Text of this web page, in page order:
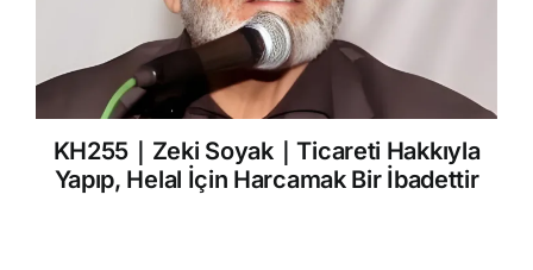
KH255｜Zeki Soyak｜Ticareti Hakkıyla
Yapıp, Helal İçin Harcamak Bir İbadettir